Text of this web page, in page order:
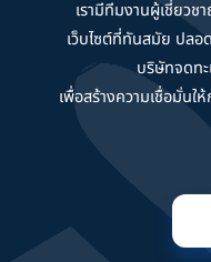
เรามีทีมงานผู้เชี่ยว
เว็บไซต์ที่ทันสมัย ปล
บริษัทจดท
เพื่อสร้างความเชื่อมั่น